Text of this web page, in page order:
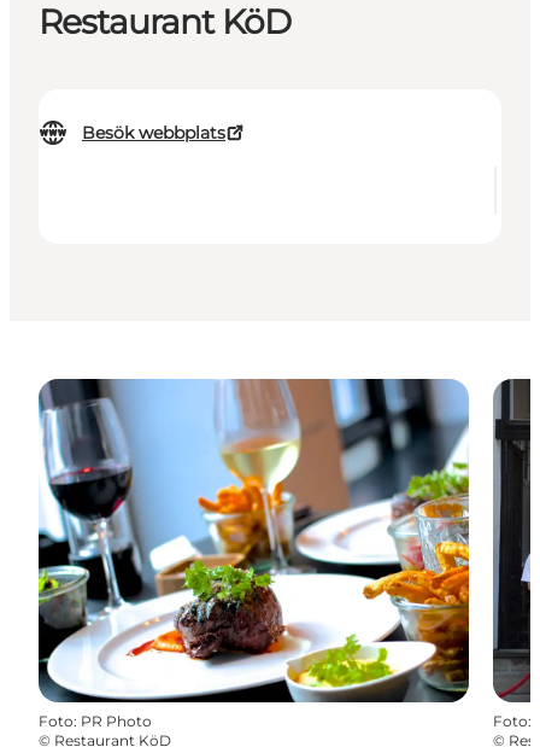
Restaurant KöD
Besök webbplats
Foto: PR Photo
© Restaurant KöD
Foto:
©